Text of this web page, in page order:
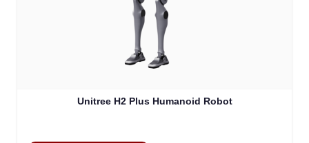
Unitree H2 Plus Humanoid Robot